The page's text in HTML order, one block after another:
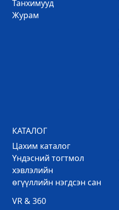
Танхимууд
Журам
КАТАЛОГ
Цахим каталог
Үндэсний тогтмол
хэвлэлийн
өгүүллийн нэгдсэн сан
VR & 360